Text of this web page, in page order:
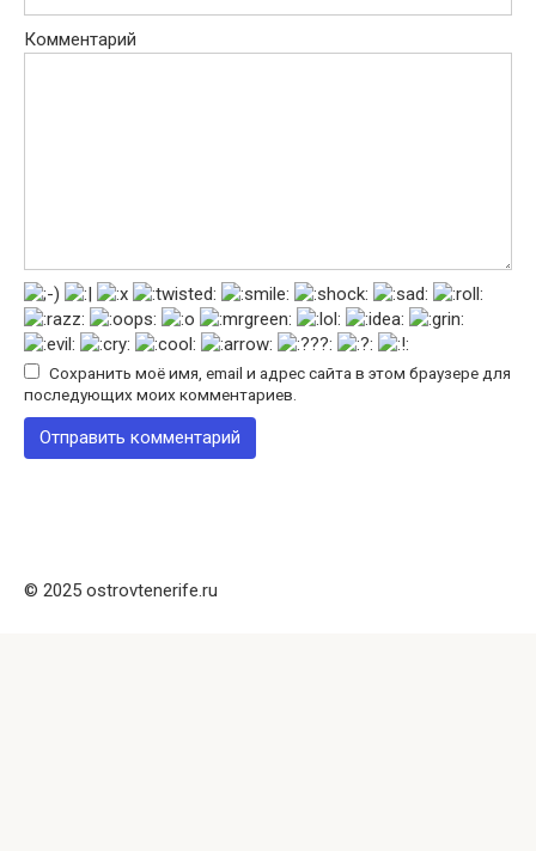
Комментарий
Сохранить моё имя, email и адрес сайта в этом браузере для
последующих моих комментариев.
© 2025 ostrovtenerife.ru